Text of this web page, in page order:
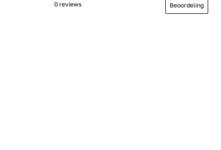
0 reviews Beoordeling